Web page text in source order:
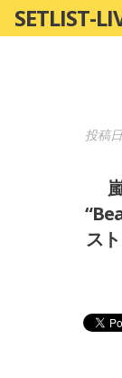
ン
SETLIST-
投稿
ス